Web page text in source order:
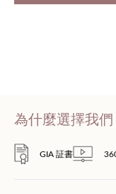
為什麼選擇我們
GIA 証書